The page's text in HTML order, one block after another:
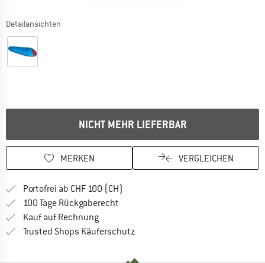
Detailansichten
NICHT MEHR LIEFERBAR
MERKEN VERGLEICHEN
Portofrei ab CHF 100 (CH)
100 Tage Rückgaberecht
Kauf auf RechnungFinde die Zahlungs-Infos hier! Öffnet
Trusted Shops Käuferschutz